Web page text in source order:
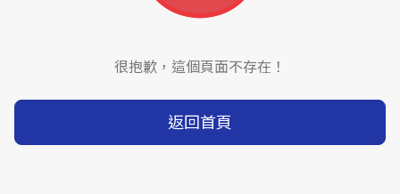
很抱歉，這個頁面不存在！
返回首頁